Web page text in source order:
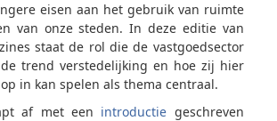
eisen aan het gebruik van ruimte
van onze steden. In deze editie van
staat de rol die de vastgoedsector
trend verstedelijking en hoe zij hier
in kan spelen als thema centraal.
af met een introductie geschreven